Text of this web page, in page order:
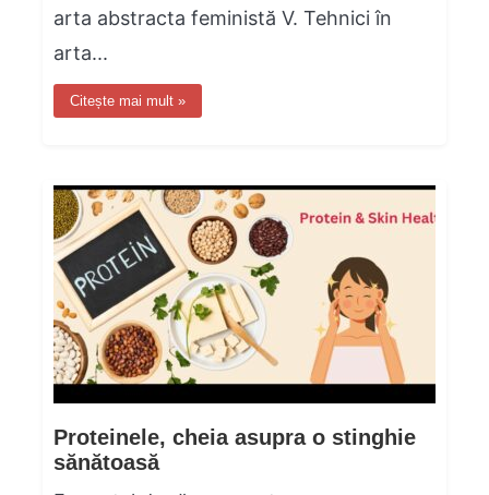
arta abstracta feministă V. Tehnici în
arta...
Citește mai mult »
Proteinele, cheia asupra o stinghie
sănătoasă